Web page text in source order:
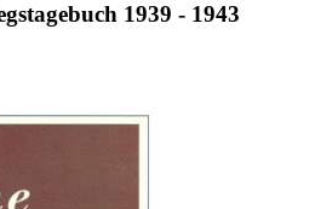
1939 - 1943